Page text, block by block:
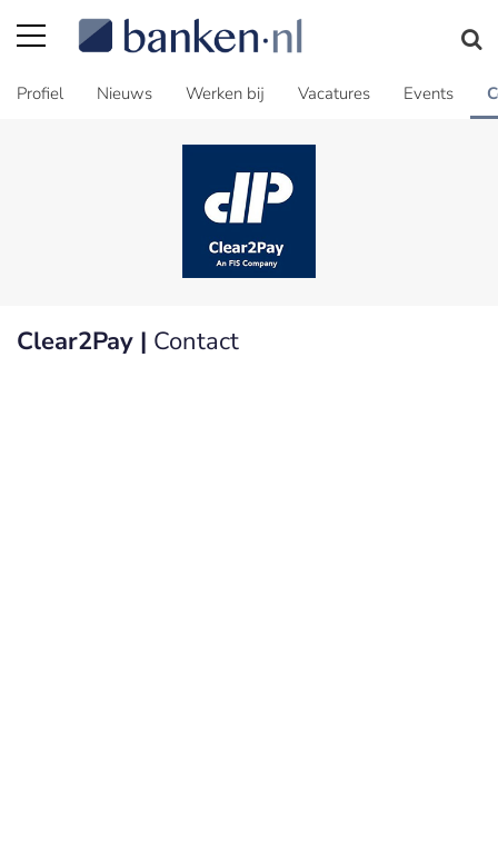
Profiel Nieuws Werken bij Vacatures Events
Clear2Pay | Contact